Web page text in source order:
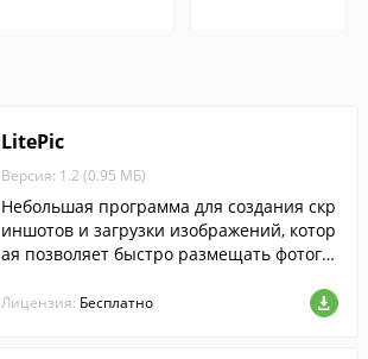
LitePic
Версия: 1.2 (0.95 МБ)
Небольшая программа для создания скр
иншотов и загрузки изображений, котор
ая позволяет быстро размещать фотогр
иальных сетях и других сайтах.
Лицензия: Бесплатно